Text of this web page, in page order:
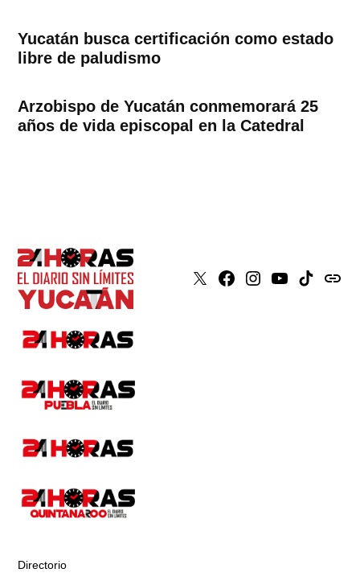
Yucatán busca certificación como estado
libre de paludismo
Arzobispo de Yucatán conmemorará 25
años de vida episcopal en la Catedral
X Faceboook
Instagram
YoutubeTiktokissuu
Directorio